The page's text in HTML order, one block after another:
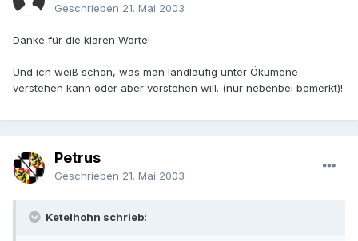
Geschrieben 21. Mai 2003
Danke für die klaren Worte!
Und ich weiß schon, was man landläufig unter Ökumene
verstehen kann oder aber verstehen will. (nur nebenbei bemerkt)!
Petrus
Geschrieben 21. Mai 2003
Ketelhohn schrieb: